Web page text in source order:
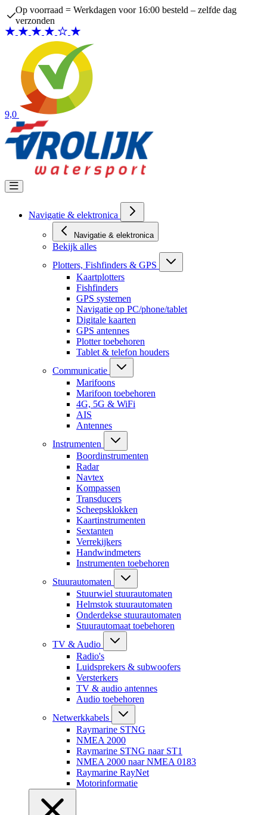
Ga naar de inhoud
Op voorraad = Werkdagen voor 16:00 besteld – zelfde dag
verzonden
9,0
Navigatie & elektronica
Navigatie & elektronica
Bekijk alles
Plotters, Fishfinders & GPS
Kaartplotters
Fishfinders
GPS systemen
Navigatie op PC/phone/tablet
Digitale kaarten
GPS antennes
Plotter toebehoren
Tablet & telefon houders
Communicatie
Marifoons
Marifoon toebehoren
4G, 5G & WiFi
AIS
Antennes
Instrumenten
Boordinstrumenten
Radar
Navtex
Kompassen
Transducers
Scheepsklokken
Kaartinstrumenten
Sextanten
Verrekijkers
Handwindmeters
Instrumenten toebehoren
Stuurautomaten
Stuurwiel stuurautomaten
Helmstok stuurautomaten
Onderdekse stuurautomaten
Stuurautomaat toebehoren
TV & Audio
Radio's
Luidsprekers & subwoofers
Versterkers
TV & audio antennes
Audio toebehoren
Netwerkkabels
Raymarine STNG
NMEA 2000
Raymarine STNG naar ST1
NMEA 2000 naar NMEA 0183
Raymarine RayNet
Motorinformatie